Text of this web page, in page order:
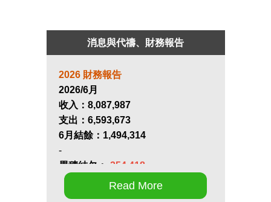
消息與代禱、財務報告
2026 財務報告
2026/6月
收入：8,087,987
支出：6,593,673
6月結餘： 1,494,314
-
累積結欠：
-254,418
第十七屆畢業生同行營將於九月 11
Read More